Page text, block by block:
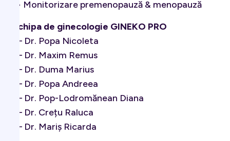
• Monitorizare premenopauză & menopauză
Echipa de ginecologie GINEKO PRO
– Dr. Popa Nicoleta
– Dr. Maxim Remus
– Dr. Duma Marius
– Dr. Popa Andreea
– Dr. Pop-Lodromănean Diana
– Dr. Crețu Raluca
– Dr. Mariș Ricarda